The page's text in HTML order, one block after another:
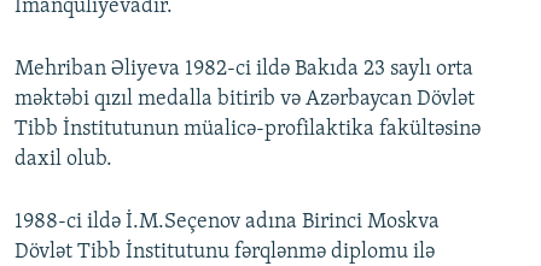
İmanquliyevadır.
Mehriban Əliyeva 1982-ci ildə Bakıda 23 saylı orta
məktəbi qızıl medalla bitirib və Azərbaycan Dövlət
Tibb İnstitutunun müalicə-profilaktika fakültəsinə
daxil olub.
1988-ci ildə İ.M.Seçenov adına Birinci Moskva
Dövlət Tibb İnstitutunu fərqlənmə diplomu ilə